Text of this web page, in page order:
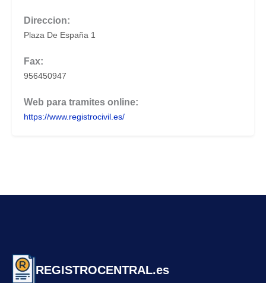
Direccion:
Plaza De España 1
Fax:
956450947
Web para tramites online:
https://www.registrocivil.es/
REGISTROCENTRAL.es